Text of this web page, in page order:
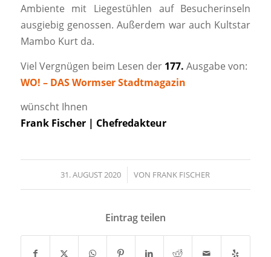
Ambiente mit Liegestühlen auf Besucherinseln
ausgiebig genossen. Außerdem war auch Kultstar
Mambo Kurt da.
Viel Vergnügen beim Lesen der 177. Ausgabe von:
WO! – DAS Wormser Stadtmagazin
wünscht Ihnen
Frank Fischer | Chefredakteur
31. AUGUST 2020
/ VON FRANK FISCHER
Eintrag teilen